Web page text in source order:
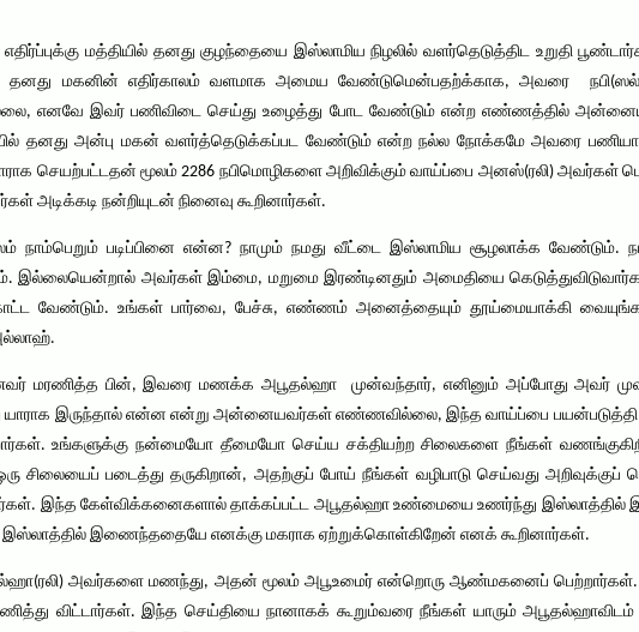
மத்தியில் தனது குழந்தையை இஸ்லாமிய நிழலில் வளர்தெடுத்திட உறுதி
தனது மகனின் எதிர்காலம் வளமாக அமைய வேண்டுமென்பதற்க்காக, அவரை நபி(ஸல்)
எனவே இவர் பணிவிடை செய்து உழைத்து போட வேண்டும் என்ற எண்ணத்தில்
தனது அன்பு மகன் வளர்த்தெடுக்கப்பட வேண்டும் என்ற நல்ல நோக்கமே அவரை
செயற்பட்டதன் மூலம் 2286 நபிமொழிகளை அறிவிக்கும் வாய்ப்பை அனஸ்(ரலி) அவர்கள்
அடிக்கடி நன்றியுடன் நினைவு கூறினார்கள்.
நாம்பெறும் படிப்பினை என்ன? நாமும் நமது வீட்டை இஸ்லாமிய சூழலாக்க வேண்டும்.
இல்லையென்றால் அவர்கள் இம்மை, மறுமை இரண்டினதும் அமைதியை
வேண்டும். உங்கள் பார்வை, பேச்சு, எண்ணம் அனைத்தையும் தூய்மையாக்கி
மரணித்த பின், இவரை மணக்க அபூதல்ஹா முன்வந்தார், எனினும் அப்போது அவர்
யாராக இருந்தால் என்ன என்று அன்னையவர்கள் எண்ணவில்லை, இந்த வாய்ப்பை
உங்களுக்கு நன்மையோ தீமையோ செய்ய சக்தியற்ற சிலைகளை நீங்கள்
சிலையைப் படைத்து தருகிறான், அதற்குப் போய் நீங்கள் வழிபாடு செய்வது அறிவுக்குப்
இந்த கேள்விக்கனைகளால் தாக்கப்பட்ட அபூதல்ஹா உண்மையை உணர்ந்து இஸ்லாத்தில்
இணைந்ததையே எனக்கு மகராக ஏற்றுக்கொள்கிறேன் எனக் கூறினார்கள்.
அவர்களை மணந்து, அதன் மூலம் அபூஉமைர் என்றொரு ஆண்மகனைப் பெற்றார்கள்.
விட்டார்கள். இந்த செய்தியை நானாகக் கூறும்வரை நீங்கள் யாரும் அபூதல்ஹாவிடம்